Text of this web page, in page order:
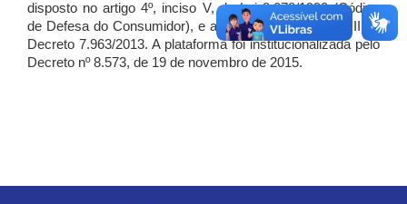
disposto no artigo 4º, inciso V, da Lei 8.078/1990 (Código
de Defesa do Consumidor), e artigo 7º, incisos I, II e III do
Decreto 7.963/2013. A plataforma foi institucionalizada pelo
Decreto nº 8.573, de 19 de novembro de 2015.